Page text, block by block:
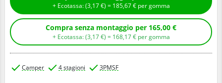
+ Ecotassa: (3,17€ ) = 185,67€ per gomma
Compra senza montaggio per 165,00 €
+ Ecotassa: (3,17€ ) = 168,17€ per gomma
Camper 4 stagioni 3PMSF